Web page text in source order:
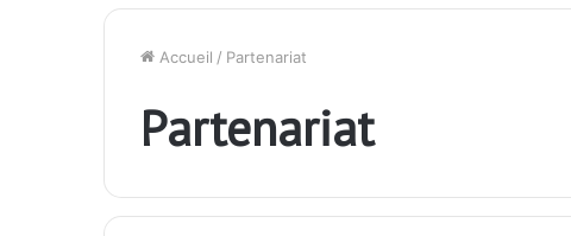
Accueil / Partenariat
Partenariat